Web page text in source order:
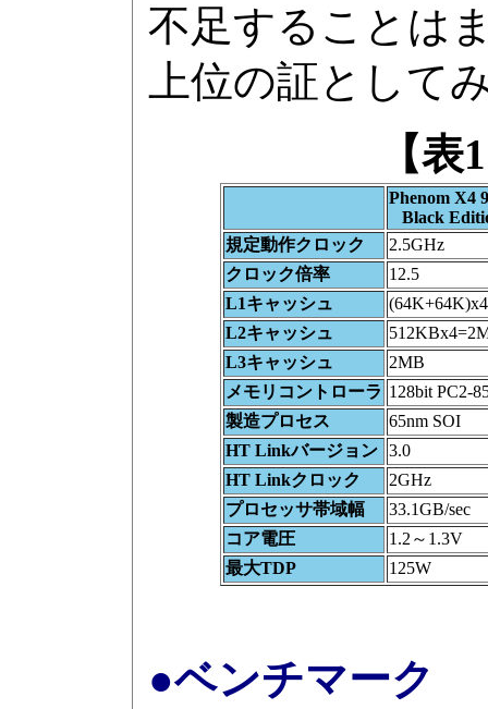
不足することは
上位の証として
【
Phenom X4
Black
規定動作クロック
2.5GHz
クロック倍率
12.5
L1キャッシュ
L2キャッシュ
L3キャッシュ
2MB
メモリコントローラ 128bit PC2-
製造プロセス
65nm SOI
HT Linkバージョン 3.0
HT Linkクロック
2GHz
プロセッサ帯域幅
33.1GB/sec
コア電圧
1.2～1.3V
最大TDP
125W
●ベンチマーク